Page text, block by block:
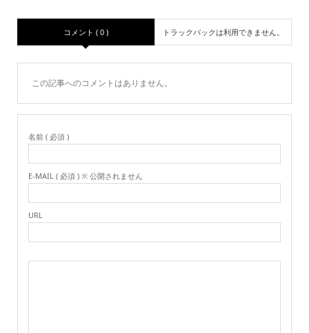
コメント ( 0 ) トラックバックは利用できません。
この記事へのコメントはありません。
名前 ( 必須 )
E-MAIL ( 必須 ) ※ 公開されません
URL